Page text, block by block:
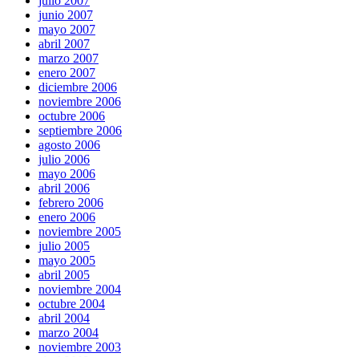
junio 2007
mayo 2007
abril 2007
marzo 2007
enero 2007
diciembre 2006
noviembre 2006
octubre 2006
septiembre 2006
agosto 2006
julio 2006
mayo 2006
abril 2006
febrero 2006
enero 2006
noviembre 2005
julio 2005
mayo 2005
abril 2005
noviembre 2004
octubre 2004
abril 2004
marzo 2004
noviembre 2003